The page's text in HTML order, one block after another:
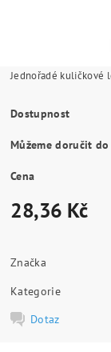
Jednořadé kuličkové
Dostupnost
Můžeme doručit do
Cena
28,36 Kč
Značka
Kategorie
Dotaz